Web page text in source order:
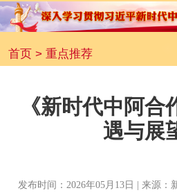
首页> 重点推荐
《新时代中阿
遇与展
发布时间：2026年05月13日 | 来源：